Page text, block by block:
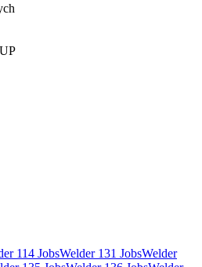
114 JobsWelder 131 JobsWelder